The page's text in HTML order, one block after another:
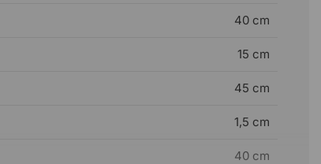
40 cm
15 cm
45 cm
1,5 cm
40 cm